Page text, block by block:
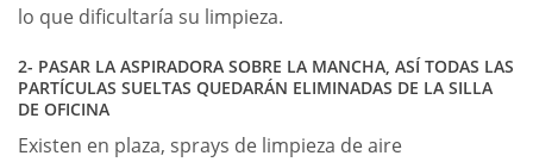
lo que dificultaría su limpieza.
2- PASAR LA ASPIRADORA SOBRE LA MANCHA, ASÍ TODAS LAS
PARTÍCULAS SUELTAS QUEDARÁN ELIMINADAS DE LA SILLA
DE OFICINA
Existen en plaza, sprays de limpieza de aire